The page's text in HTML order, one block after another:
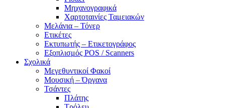
Μηχανογραφικά
Χαρτοταινίες Ταμειακών
Μελάνια – Τόνερ
Ετικέτες
Εκτυπωτής – Ετικετογράφος
Εξοπλισμός POS / Scanners
Σχολικά
Μεγεθυντικοί Φακοί
Μουσική – Όργανα
Τσάντες
Πλάτης